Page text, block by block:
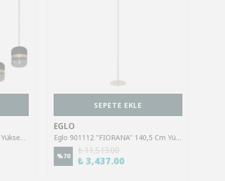
Eglo 39921 "SINSIGA" 150 Cm Yüksekliğinde Çelik Siyah Sarkıt Avize
SEPETE EKLE
EGLO
Eglo 901112 "FIORANA" 140,5 Cm Yüksekliğinde Çelik Köşe Lambası Lambader
%70
₺ 11,513.00
₺ 3,437.00